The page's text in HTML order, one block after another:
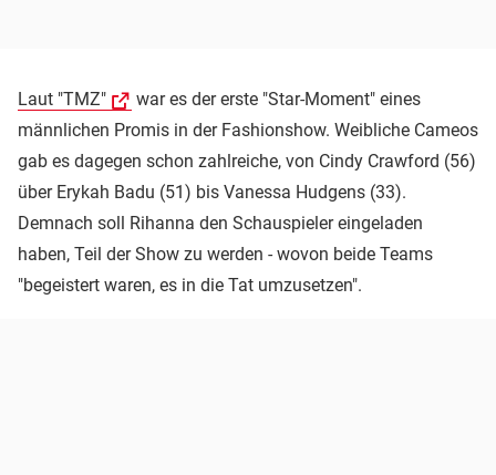
Laut "TMZ"
war es der erste "Star-Moment" eines
männlichen Promis in der Fashionshow. Weibliche Cameos
gab es dagegen schon zahlreiche, von Cindy Crawford (56)
über Erykah Badu (51) bis Vanessa Hudgens (33).
Demnach soll Rihanna den Schauspieler eingeladen
haben, Teil der Show zu werden - wovon beide Teams
"begeistert waren, es in die Tat umzusetzen".